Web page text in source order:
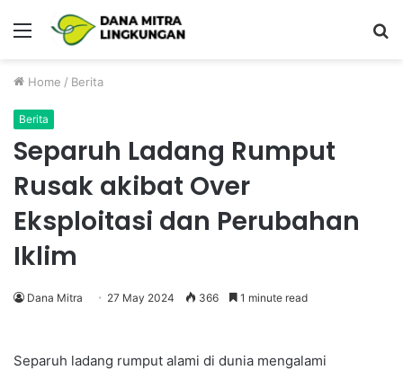
Menu
Home / Berita
Berita
Separuh Ladang Rumput
Rusak akibat Over
Eksploitasi dan Perubahan
Iklim
Dana Mitra 27 May 2024 366 1 minute read
Separuh ladang rumput alami di dunia mengalami